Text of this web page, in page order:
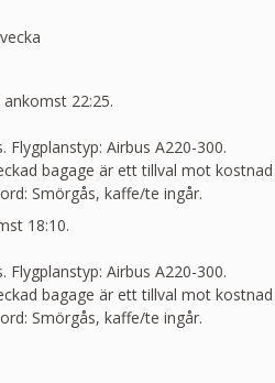
22:25.
Airbus A220-300.
bagage är ett tillval mot kostnad
Smörgås, kaffe/te ingår.
18:10.
Airbus A220-300.
bagage är ett tillval mot kostnad
Smörgås, kaffe/te ingår.